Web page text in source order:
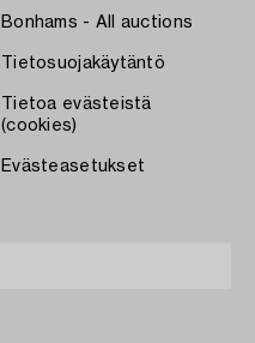
Bonhams - All auctions
Tietosuojakäytäntö
Tietoa evästeistä
(cookies)
Evästeasetukset